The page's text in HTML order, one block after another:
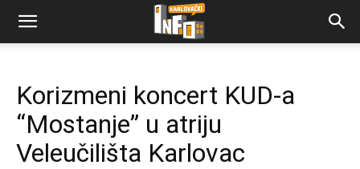
Korizmeni koncert KUD-a
“Mostanje” u atriju
Veleučilišta Karlovac